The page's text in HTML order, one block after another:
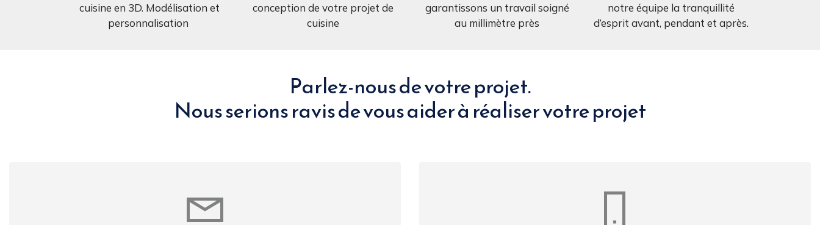
cuisine en 3D. Modélisation et
personnalisation
conception de votre projet de
cuisine
garantissons un travail soigné
au millimètre près
notre équipe la tranquillité
d’esprit avant, pendant et après.
Parlez-nous de votre projet.
Nous serions ravis de vous aiderà réaliser votre projet